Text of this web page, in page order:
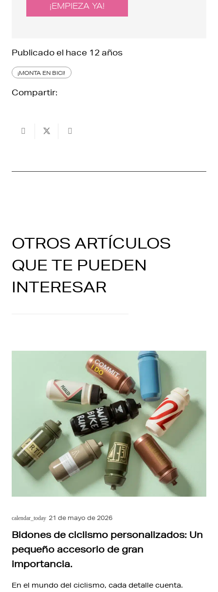
¡EMPIEZA YA!
Publicado el hace 12 años
¡MONTA EN BICI!
Compartir:
OTROS ARTÍCULOS
QUE TE PUEDEN
INTERESAR
calendar_today 21 de mayo de 2026
Bidones de ciclismo personalizados: Un
pequeño accesorio de gran
importancia.
En el mundo del ciclismo, cada detalle cuenta.